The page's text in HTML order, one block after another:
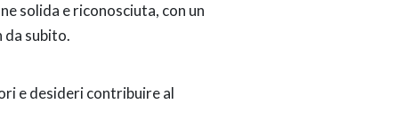
solida e riconosciuta, con un
subito.
e desideri contribuire al